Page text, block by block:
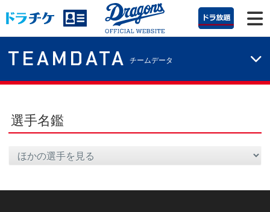
TEAMDATA チームデータ
選手名鑑